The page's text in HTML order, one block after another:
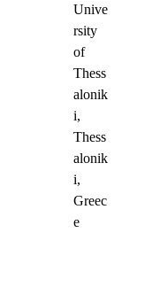
Unive
rsity
of
Thess
alonik
i,
Thess
alonik
i,
Greec
e